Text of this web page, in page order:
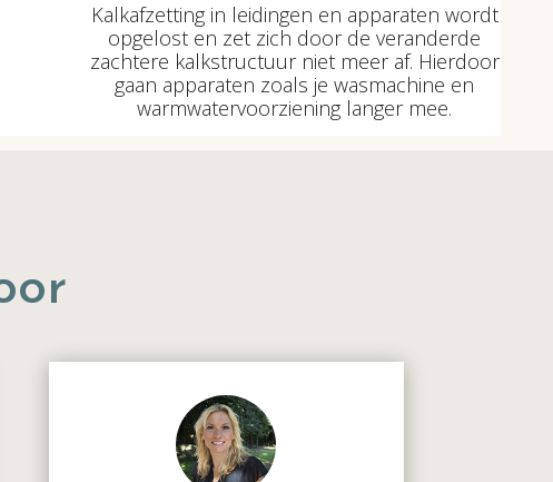
Kalkafzetting in leidingen en apparaten wordt
opgelost en zet zich door de veranderde
zachtere kalkstructuur niet meer af. Hierdoor
gaan apparaten zoals je wasmachine en
warmwatervoorziening langer mee.